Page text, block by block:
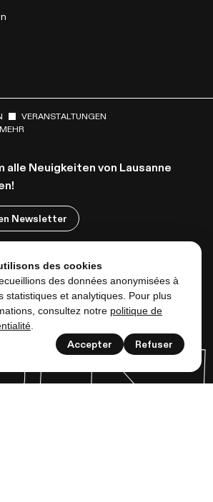
VERANSTALTUNGEN
alle Neuigkeiten von Lausanne
Newsletter
des cookies
des données anonymisées à
statistiques et analytiques. Pour plus
consultez notre politique de
Accepter Refuser